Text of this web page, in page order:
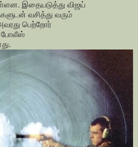
இதையடுத்து விஜய்
வசித்து வரும்
பெற்றோர்
போலீஸ்